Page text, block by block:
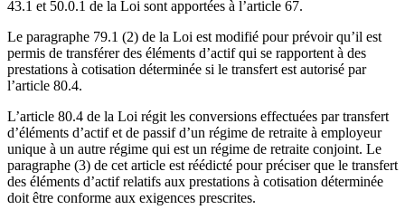
43.1 et 50.0.1 de la Loi sont apportées à l’article 67.
Le paragraphe 79.1 (2) de la Loi est modifié pour prévoir qu’il est
permis de transférer des éléments d’actif qui se rapportent à des
prestations à cotisation déterminée si le transfert est autorisé par
l’article 80.4.
L’article 80.4 de la Loi régit les conversions effectuées par transfert
d’éléments d’actif et de passif d’un régime de retraite à employeur
unique à un autre régime qui est un régime de retraite conjoint. Le
paragraphe (3) de cet article est réédicté pour préciser que le transfert
des éléments d’actif relatifs aux prestations à cotisation déterminée
doit être conforme aux exigences prescrites.